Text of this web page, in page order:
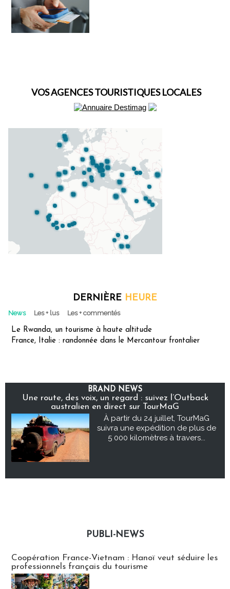
VOS AGENCES TOURISTIQUES LOCALES
DERNIÈRE HEURE
News Les + lus Les + commentés
Le Rwanda, un tourisme à haute altitude
France, Italie : randonnée dans le Mercantour frontalier
BRAND NEWS
Une route, des voix, un regard : suivez l’Outback
australien en direct sur TourMaG
À partir du 24 juillet, TourMaG
suivra une expédition de plus de
5 000 kilomètres à travers...
PUBLI-NEWS
Coopération France-Vietnam : Hanoï veut séduire les
professionnels français du tourisme